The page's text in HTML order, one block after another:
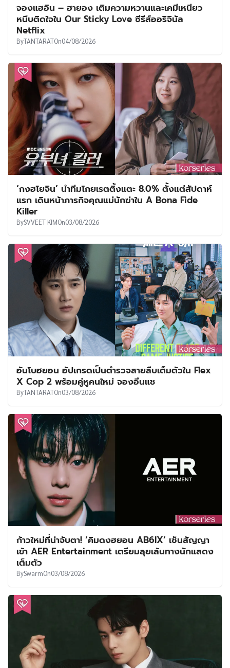
จองแฮอิน – ฮายอง เติมความหวานและเคมีเหนียว
หนึบติดใจใน Our Sticky Love ซีรีส์ออริจินัล
Netflix
ByTANTARATOn04/08/2026
‘กงฮโยจิน’ นำทีมโกยเรตติ้งแตะ 8.0% ตั้งแต่สัปดาห์
แรก เดินหน้าภารกิจคุณแม่นักฆ่าใน A Bona Fide
Killer
BySVVEET KIMOn03/08/2026
อันโบฮยอน อัปเกรดเป็นตำรวจสายสืบเต็มตัวใน Flex
X Cop 2 พร้อมคู่หูคนใหม่ จองอึนแช
ByTANTARATOn03/08/2026
ก้าวใหม่ที่น่าจับตา! ‘คิมดงฮยอน AB6IX’ เซ็นสัญญา
เข้า AER Entertainment เตรียมลุยเส้นทางนักแสดง
เต็มตัว
BySwarmOn03/08/2026